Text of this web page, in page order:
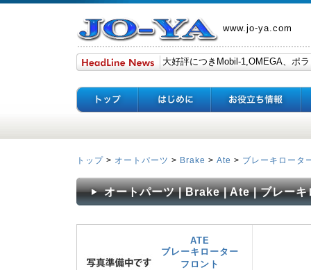
www.jo-ya.com
トップ > オートパーツ > Brake > Ate > ブレーキロータ
オートパーツ | Brake | Ate | ブレー
ATE
ブレーキローター
フロント